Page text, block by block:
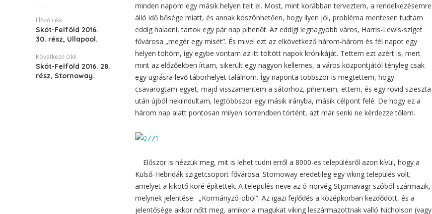
Előző cikk
Skót-Felföld 2016.
30. rész, Ullapool.
Következő cikk
Skót-Felföld 2016. 28.
rész, Stornoway.
minden napom egy másik helyen telt el. Most, mint korábban terveztem, a rendelkezésemre
álló idő bősége miatt, és annak köszönhetően, hogy ilyen jól, probléma mentesen tudtam
eddig haladni, tartok egy pár nap pihenőt. Az eddigi legnagyobb város, Harris-Lewis-sziget
fővárosa „megér egy misét”. És mivel ezt az elkövetkező három-három és fél napot egy
helyen töltöm, így egybe vontam az itt töltött napok krónikáját. Tettem ezt azért is, mert
mint az előzőekben írtam, sikerült egy nagyon kellemes, a város központjától tényleg csak
egy ugrásra levő táborhelyet találnom. Így naponta többször is megtettem, hogy
csavarogtam egyet, majd visszamentem a sátorhoz, pihentem, ettem, és egy rövid szieszta
után újból nekiindultam, legtöbbször egy másik irányba, másik célpont felé. De hogy ez a
három nap alatt pontosan milyen sorrendben történt, azt már senki ne kérdezze tőlem.
Először is nézzük meg, mit is lehet tudni erről a 8000-es településről azon kívül, hogy a
Külső-Hebridák szigetcsoport fővárosa. Stornoway eredetileg egy viking település volt,
amelyet a kikötő köré építettek. A település neve az ó-norvég Stjornavagr szóból származik,
melynek jelentése: „Kormányzó-öböl”. Az igazi fejlődés a középkorban kezdődött, és a
jelentősége akkor nőtt meg, amikor a magukat viking leszármazottnak valló Nicholson (vagy